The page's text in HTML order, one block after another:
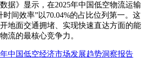
据》显示，在2025年中国低空物流运输
时间效率”以70.04%的占比位列第一。这
地面交通拥堵、实现快速直达方面的能
流的最核心竞争力。
中国低空经济市场发展趋势洞察报告